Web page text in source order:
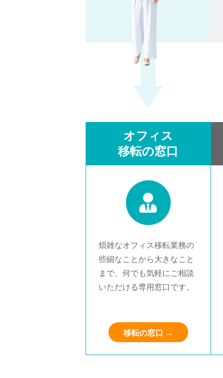
オフィス
移転の窓口
煩雑なオフィス移転業務の
些細なことから大きなこと
まで、何でも気軽にご相談
いただける専用窓口です。
移転の窓口 →